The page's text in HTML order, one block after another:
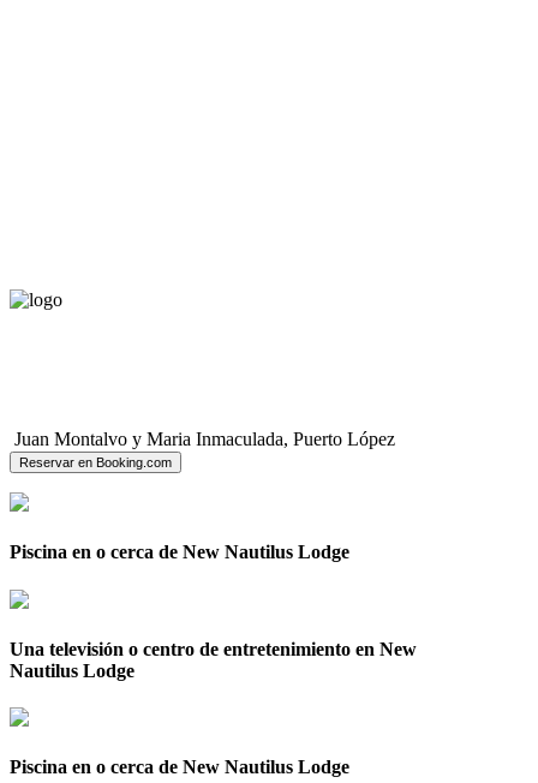
Juan Montalvo y Maria Inmaculada, Puerto López
Reservar en Booking.com
Piscina en o cerca de New Nautilus Lodge
Una televisión o centro de entretenimiento en New
Nautilus Lodge
Piscina en o cerca de New Nautilus Lodge